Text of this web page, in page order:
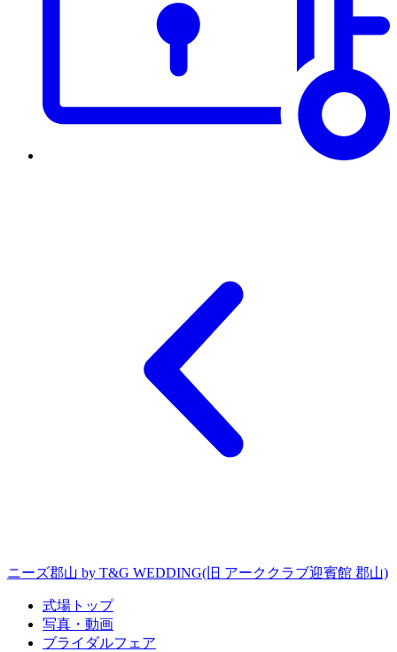
ニーズ郡山 by T&G WEDDING(旧 アーククラブ迎賓館 郡山)
式場トップ
写真・動画
ブライダルフェア